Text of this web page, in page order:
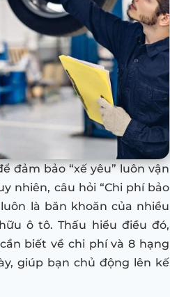
đảm bảo “xế yêu” luôn vận
nhiên, câu hỏi “Chi phí bảo
là băn khoăn của nhiều
ô tô. Thấu hiểu điều đó,
biết về chi phí và 8 hạng
giúp bạn chủ động lên kế